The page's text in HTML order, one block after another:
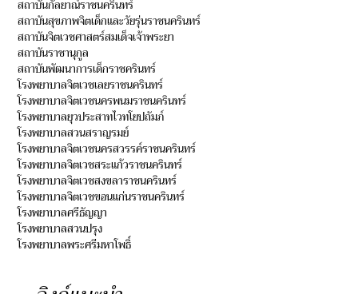
สถาบันกัลยาณ์ราชนครินทร์
สถาบันสุขภาพจิตเด็กและวัยรุ่นราชนครินทร์
สถาบันจิตเวชศาสตร์สมเด็จเจ้าพระยา
สถาบันราชานุกูล
สถาบันพัฒนาการเด็กราชครินทร์
โรงพยาบาลจิตเวชเลยราชนครินทร์
โรงพยาบาลจิตเวชนครพนมราชนครินทร์
โรงพยาบาลยุวประสาทไวทโยปถัมภ์
โรงพยาบาลสวนสราญรมย์
โรงพยาบาลจิตเวชนครสวรรค์ราชนครินทร์
โรงพยาบาลจิตเวชสระแก้วราชนครินทร์
โรงพยาบาลจิตเวชสงขลาราชนครินทร์
โรงพยาบาลจิตเวชขอนแก่นราชนครินทร์
โรงพยาบาลศรีธัญญา
โรงพยาบาลสวนปรุง
โรงพยาบาลพระศรีมหาโพธิ์